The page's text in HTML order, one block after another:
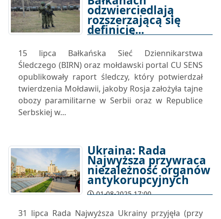
odzwierciedlają
rozszerzającą się
definicję...
15 lipca Bałkańska Sieć Dziennikarstwa
Śledczego (BIRN) oraz mołdawski portal CU SENS
opublikowały raport śledczy, który potwierdzał
twierdzenia Mołdawii, jakoby Rosja założyła tajne
obozy paramilitarne w Serbii oraz w Republice
Serbskiej w...
Ukraina: Rada
Najwyższa przywraca
niezależność organów
antykorupcyjnych
01-08-2025 17:00
31 lipca Rada Najwyższa Ukrainy przyjęła (przy